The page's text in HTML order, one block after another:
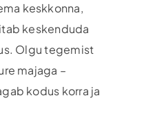
keskkonna,
keskenduda
Olgu tegemist
majaga –
kodus korra ja